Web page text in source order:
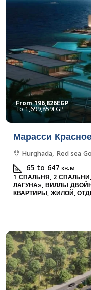
From196,826EGP
1,699,859EGP
Марасси
Hurghada, Red sea
65 to 647кв.м
1 СПАЛЬНЯ, 2
ЛАГУНА», ВИЛЛЫ
КВАРТИРЫ, ЖИЛОЙ,